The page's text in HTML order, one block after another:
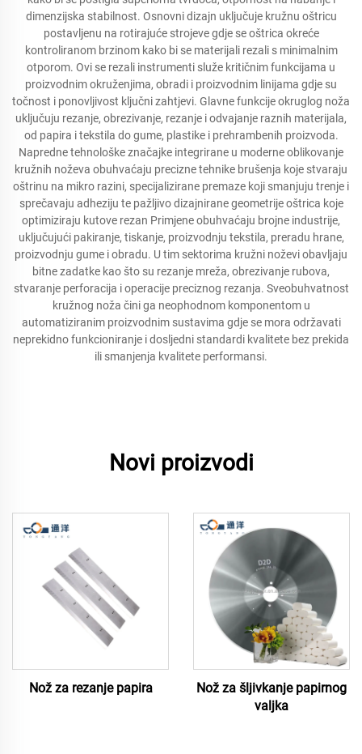
dimenzijska stabilnost. Osnovni dizajn uključuje kružnu oštricu
postavljenu na rotirajuće strojeve gdje se oštrica okreće
kontroliranom brzinom kako bi se materijali rezali s minimalnim
otporom. Ovi se rezali instrumenti služe kritičnim funkcijama u
proizvodnim okruženjima, obradi i proizvodnim linijama gdje su
točnost i ponovljivost ključni zahtjevi. Glavne funkcije okruglog noža
uključuju rezanje, obrezivanje, rezanje i odvajanje raznih materijala,
od papira i tekstila do gume, plastike i prehrambenih proizvoda.
Napredne tehnološke značajke integrirane u moderne oblikovanje
kružnih noževa obuhvaćaju precizne tehnike brušenja koje stvaraju
oštrinu na mikro razini, specijalizirane premaze koji smanjuju trenje i
sprečavaju adheziju te pažljivo dizajnirane geometrije oštrica koje
optimiziraju kutove rezan Primjene obuhvaćaju brojne industrije,
uključujući pakiranje, tiskanje, proizvodnju tekstila, preradu hrane,
proizvodnju gume i obradu. U tim sektorima kružni noževi obavljaju
bitne zadatke kao što su rezanje mreža, obrezivanje rubova,
stvaranje perforacija i operacije preciznog rezanja. Sveobuhvatnost
kružnog noža čini ga neophodnom komponentom u
automatiziranim proizvodnim sustavima gdje se mora održavati
neprekidno funkcioniranje i dosljedni standardi kvalitete bez prekida
ili smanjenja kvalitete performansi.
Novi proizvodi
Nož za rezanje papira
Nož za šljivkanje papirnog
valjka